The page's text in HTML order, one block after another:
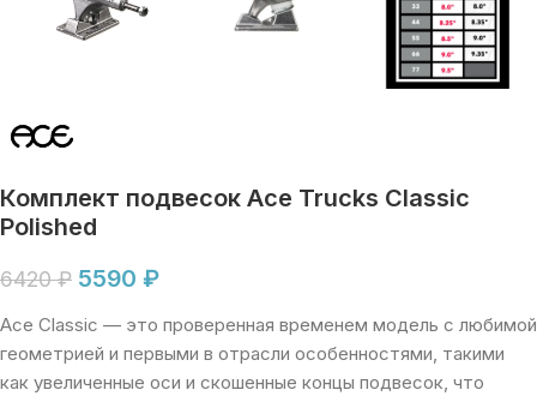
Комплект подвесок Ace Trucks Classic
Polished
6420₽ 5590 ₽
Ace Classic — это проверенная временем модель с любимой
геометрией и первыми в отрасли особенностями, такими
как увеличенные оси и скошенные концы подвесок, что